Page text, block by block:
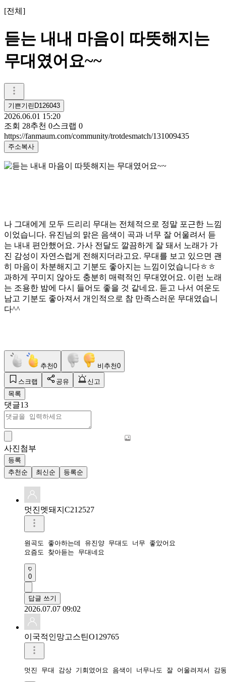
[전체 ]
듣는 내내 마음이 따뜻해지는
무대였어요~~
기쁜기린D126043
2026.06.01 15:20
조회 28추천 0스크랩 0
https://fanmaum.com/community/trotdesmatch/131009435
주소복사
나 그대에게 모두 드리리 무대는 전체적으로 정말 포근한 느낌
이었습니다. 유진님의 맑은 음색이 곡과 너무 잘 어울려서 듣
는 내내 편안했어요. 가사 전달도 깔끔하게 잘 돼서 노래가 가
진 감성이 자연스럽게 전해지더라고요. 무대를 보고 있으면 괜
히 마음이 차분해지고 기분도 좋아지는 느낌이었습니다ㅎㅎ
과하게 꾸미지 않아도 충분히 매력적인 무대였어요. 이런 노래
는 조용한 밤에 다시 들어도 좋을 것 같네요. 듣고 나서 여운도
남고 기분도 좋아져서 개인적으로 참 만족스러운 무대였습니
다^^
추천0 비추천0
스크랩 공유
신고
목록
댓글13
사진첨부
등록
추천순
최신순 등록순
멋진멧돼지C212527
원곡도 좋아하는데 유진양 무대도 너무 좋았어요
요즘도 찾아듣는 무대네요
0
답글 쓰기
2026.07.07 09:02
이국적인망고스틴O129765
멋진 무대 감상 기회였어요 음색이 너무나도 잘 어울려져서 감